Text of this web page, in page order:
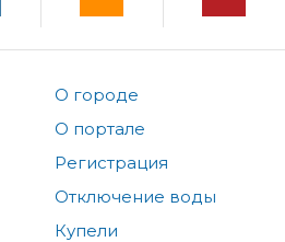
О городе
О портале
Регистрация
Отключение воды
Купели